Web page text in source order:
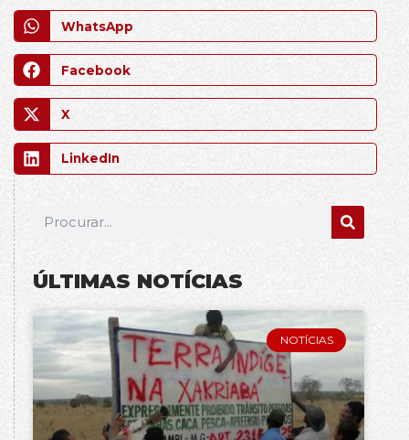
WhatsApp
Facebook
X
LinkedIn
ÚLTIMAS NOTÍCIAS
NOTÍCIAS